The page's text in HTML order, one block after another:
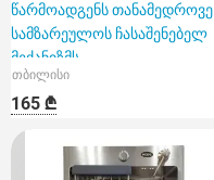
წარმოადგენს თანამედროვე
სამზარეულოს ჩასაშენებელ
მექანიზმს
თბილისი
165 ₾